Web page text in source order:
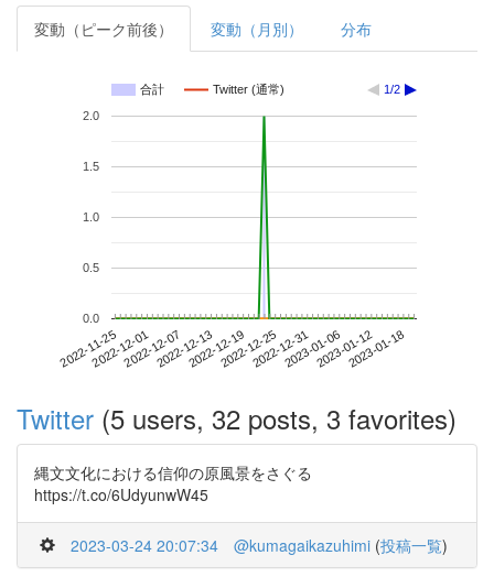
変動（ピーク前後） 変動（月別） 分布
合計 Twitter (通常) 1/2
2022-11-252022-12-012022-12-072022-12-132022-12-192022-12-252022-12-312023-01-062023-01-122023-01-18
0.0
0.5
1.0
1.5
2.0
Twitter (5 users, 32 posts, 3 favorites)
縄文文化における信仰の原風景をさぐる
https://t.co/6UdyunwW45
2023-03-24 20:07:34 @kumagaikazuhimi (投稿一覧)